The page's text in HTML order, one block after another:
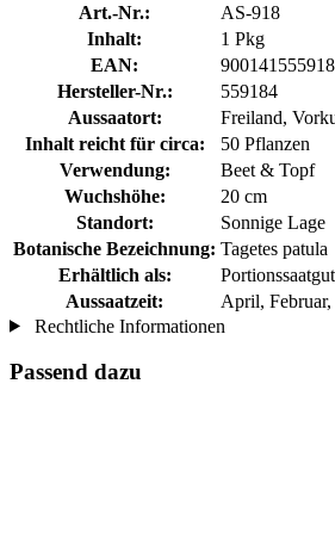
Art.-Nr.:
AS-918
Inhalt:
1 Pkg
EAN:
Hersteller-Nr.:
559184
Aussaatort:
Freiland,
Inhalt reicht für circa:
50 Pflanzen
Verwendung:
Beet & Topf
Wuchshöhe:
20 cm
Standort:
Sonnige Lage
Botanische Bezeichnung: Tagetes patula
Erhältlich als:
Portionssaatgut
Aussaatzeit:
April,
Rechtliche Informationen
Passend dazu